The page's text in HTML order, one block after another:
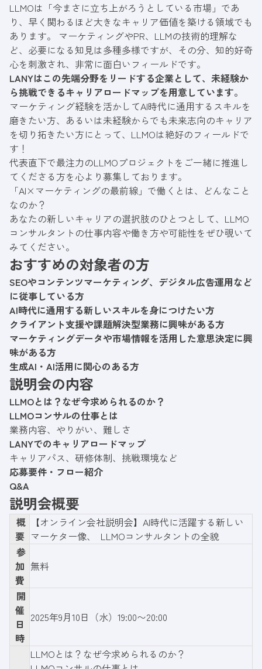
LLMOは「今まさに立ち上がろうとしている市場」であ
り、早く関わるほど大きなキャリア価値を築ける領域でも
あります。 マーケティングやPR、LLMの技術的理解な
ど、必要になる知見は多種多様ですが、その分、知的好奇
心を刺激され、非常に面白いフィールドです。
LANYはこの先端分野をリードする企業として、未経験か
ら挑戦できるキャリアロードマップを用意しています。
マーケティング経験を活かしてAI時代に通用するスキルを
磨きたい方、あるいは未経験からでも未来志向のキャリア
を切り拓きたい方にとって、LLMOは絶好のフィールドで
す！
代表直下で最注力のLLMOプロジェクトをご一緒に推進し
てくださる方を心より募集しております。
「AI×マーケティングの最前線」で働くとは、どんなこと
なのか？
あなたの新しいキャリアの選択肢のひとつとして、LLMO
コンサルタントの仕事内容や働き方や可能性をぜひ覗いて
みてください。
おすすめの対象者の方
SEOやコンテンツマーケティング、デジタル広告運用など
に従事している方
AI時代に通用する新しいスキルを身につけたい方
クライアント支援や課題解決型業務に興味がある方
マーケティングデータや市場情報を活用した意思決定に興
味がある方
生成AI・AI活用に関心のある方
説明会の内容
LLMOとは？なぜ今求められるのか？
LLMOコンサルの仕事とは
業務内容、やりがい、難しさ
LANYでのキャリアロードマップ
キャリアパス、研修体制、挑戦環境など
応募要件・フロー紹介
Q&A
説明会概要
概
要
【オンライン会社説明会】AI時代に活躍する新しい
マーケター像、 LLMOコンサルタントの全貌
参
加
費
無料
開
催
日
時
2025年9月10日（水）19:00〜20:00
LLMOとは？なぜ今求められるのか？